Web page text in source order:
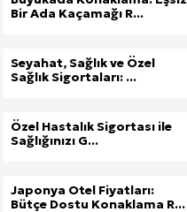
Bir Ada Kaçamağı R...
Seyahat, Sağlık ve Özel
Sağlık Sigortaları: ...
Özel Hastalık Sigortası ile
Sağlığınızı G...
Japonya Otel Fiyatları:
Bütçe Dostu Konaklama R...